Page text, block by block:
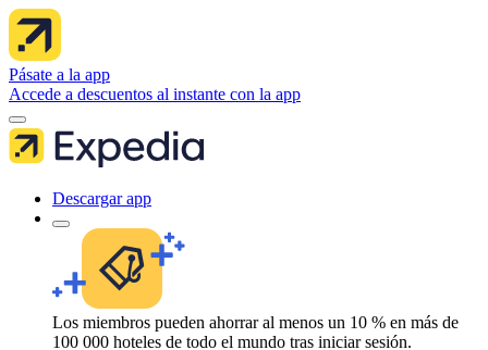
Pásate a la app
Accede a descuentos al instante con la app
Descargar app
Los miembros pueden ahorrar al menos un 10 % en más de
100 000 hoteles de todo el mundo tras iniciar sesión.